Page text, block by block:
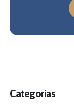
Categorias